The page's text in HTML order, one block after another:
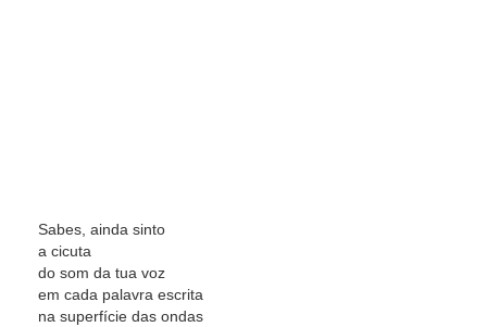
Sabes, ainda sinto
a cicuta
do som da tua voz
em cada palavra escrita
na superfície das ondas